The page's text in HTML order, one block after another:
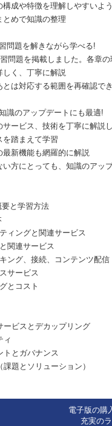
構成や特徴を理解しやすいよ
とめで知識の整理
問題を解きながら学べる!
問題を掲載しました。各章
しく、丁寧に解説
とは対応する範囲を再確認で
識のアップデートにも最適!
ービス、技術を丁寧に解説
を踏まえて学習
最新機能も網羅的に解説
い方にとっても、知識のアッ
と学習方法
ィングと関連サービス
関連サービス
ング、接続、コンテンツ配信
サービス
とコスト
ビスとデカップリング
ィ
とガバナンス
題とソリューション）
電子版の購
充実の